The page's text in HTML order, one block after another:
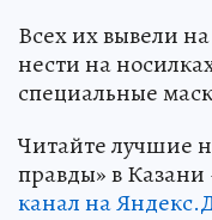
Всех их вывели
нести на
специальные
Читайте лучшие
правды» в
канал на